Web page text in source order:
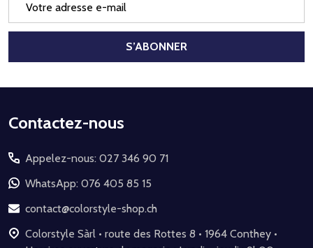
mail
S’ABONNER
Début
pied
de
page
Contactez-nous
Appelez-nous: 027 346 90 71
WhatsApp: 076 405 85 15
contact@colorstyle-shop.ch
Colorstyle Sàrl • route des Rottes 8 • 1964 Conthey •